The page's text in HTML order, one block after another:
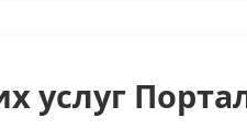
услуг